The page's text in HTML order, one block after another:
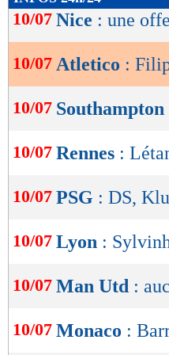
de
OK
10/07 Nice : une
10/07 Atletico :
10/07 Southampton
10/07 Rennes :
10/07 PSG : DS,
10/07 Lyon :
10/07 Man Utd :
10/07 Monaco :